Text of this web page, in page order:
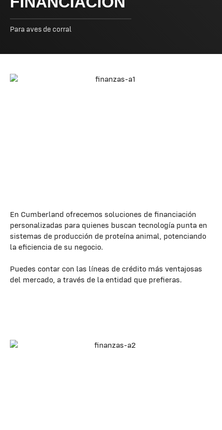
Para aves de corral
En Cumberland ofrecemos soluciones de financiación
personalizadas para quienes buscan tecnología punta en
sistemas de producción de proteína animal, potenciando
la eficiencia de su negocio.
Puedes contar con las líneas de crédito más ventajosas
del mercado, a través de la entidad que prefieras.